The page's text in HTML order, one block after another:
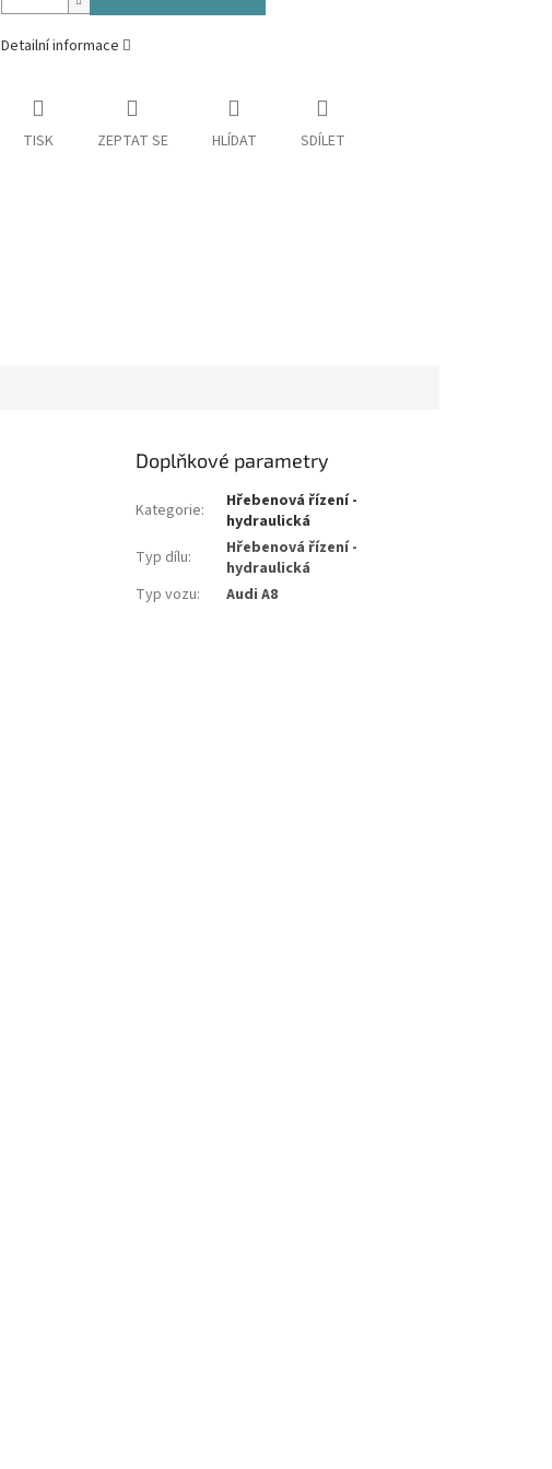
Detailní informace
TISK ZEPTAT SE HLÍDAT SDÍLET
Doplňkové parametry
Kategorie:
Hřebenová řízení -
hydraulická
Typ dílu:
Hřebenová řízení -
hydraulická
Typ vozu: Audi A8